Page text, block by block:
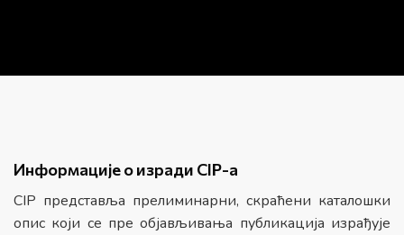
Информације о изради CIP-а
CIP представља прелиминарни, скраћени каталошки
опис који се пре објављивања публикација израђује